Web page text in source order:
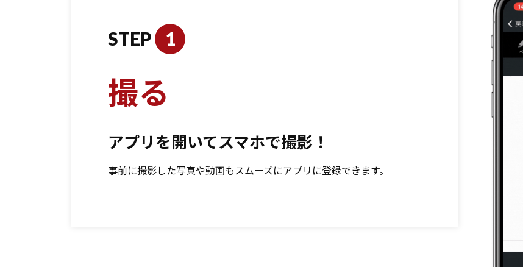
STEP 1
撮る
アプリを開いてスマホで撮影！
事前に撮影した写真や動画もスムーズにアプリに登録できます。